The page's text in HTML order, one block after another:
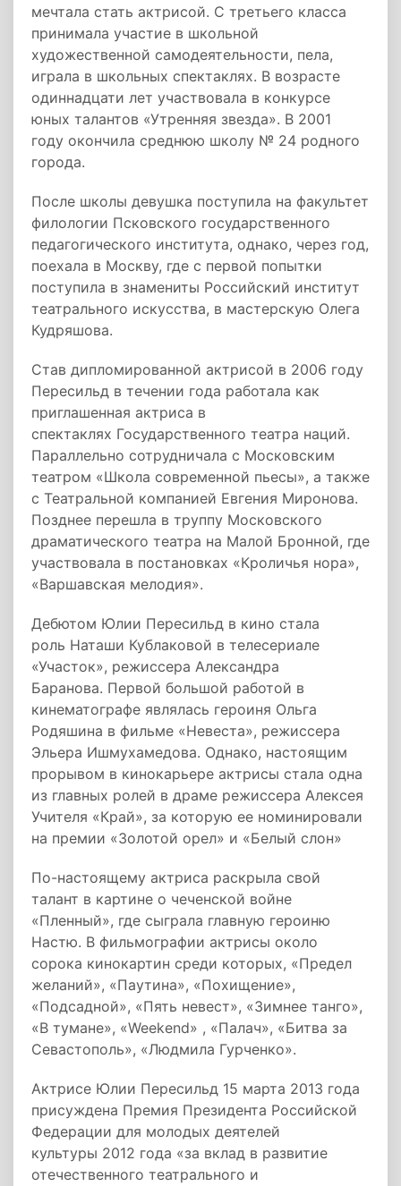
мечтала стать актрисой. С третьего класса
принимала участие в школьной
художественной самодеятельности, пела,
играла в школьных спектаклях. В возрасте
одиннадцати лет участвовала в конкурсе
юных талантов «Утренняя звезда». В 2001
году окончила среднюю школу № 24 родного
города.
После школы девушка поступила на факультет
филологии Псковского государственного
педагогического института, однако, через год,
поехала в Москву, где с первой попытки
поступила в знамениты Российский институт
театрального искусства, в мастерскую Олега
Кудряшова.
Став дипломированной актрисой в 2006 году
Пересильд в течении года работала как
приглашенная актриса в
спектаклях Государственного театра наций.
Параллельно сотрудничала с Московским
театром «Школа современной пьесы», а также
с Театральной компанией Евгения Миронова.
Позднее перешла в труппу Московского
драматического театра на Малой Бронной, где
участвовала в постановках «Кроличья нора»,
«Варшавская мелодия».
Дебютом Юлии Пересильд в кино стала
роль Наташи Кублаковой в телесериале
«Участок», режиссера Александра
Баранова. Первой большой работой в
кинематографе являлась героиня Ольга
Родяшина в фильме «Невеста», режиссера
Эльера Ишмухамедова. Однако, настоящим
прорывом в кинокарьере актрисы стала одна
из главных ролей в драме режиссера Алексея
Учителя «Край», за которую ее номинировали
на премии «Золотой орел» и «Белый слон»
По-настоящему актриса раскрыла свой
талант в картине о чеченской войне
«Пленный», где сыграла главную героиню
Настю. В фильмографии актрисы около
сорока кинокартин среди которых, «Предел
желаний», «Паутина», «Похищение»,
«Подсадной», «Пять невест», «Зимнее танго»,
«В тумане», «Weekend» , «Палач», «Битва за
Севастополь», «Людмила Гурченко».
Актрисе Юлии Пересильд 15 марта 2013 года
присуждена Премия Президента Российской
Федерации для молодых деятелей
культуры 2012 года «за вклад в развитие
отечественного театрального и